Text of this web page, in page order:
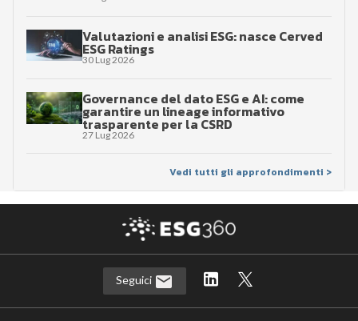
Valutazioni e analisi ESG: nasce Cerved
ESG Ratings
30 Lug 2026
Governance del dato ESG e AI: come
garantire un lineage informativo
trasparente per la CSRD
27 Lug 2026
Vedi tutti gli approfondimenti >
Seguici